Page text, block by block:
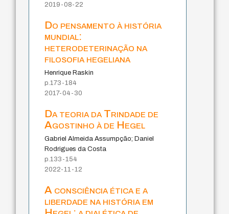
2019-08-22
Do pensamento à história
mundial:
heterodeterinação na
filosofia hegeliana
Henrique Raskin
p.173-184
2017-04-30
Da teoria da Trindade de
Agostinho à de Hegel
Gabriel Almeida Assumpção; Daniel
Rodrigues da Costa
p.133-154
2022-11-12
A consciência ética e a
liberdade na história em